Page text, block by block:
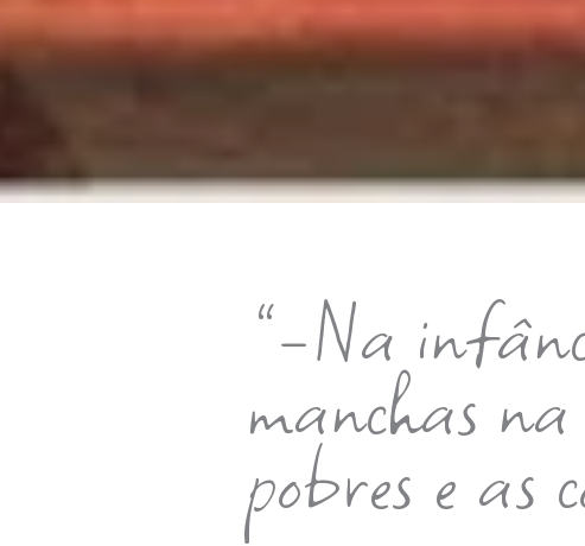
”-Na
manchas
pobres e as